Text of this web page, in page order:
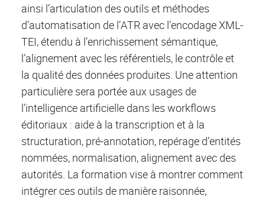
ainsi l’articulation des outils et méthodes
d’automatisation de l’ATR avec l’encodage XML-
TEI, étendu à l’enrichissement sémantique,
l’alignement avec les référentiels, le contrôle et
la qualité des données produites. Une attention
particulière sera portée aux usages de
l’intelligence artificielle dans les workflows
éditoriaux : aide à la transcription et à la
structuration, pré-annotation, repérage d’entités
nommées, normalisation, alignement avec des
autorités. La formation vise à montrer comment
intégrer ces outils de manière raisonnée,